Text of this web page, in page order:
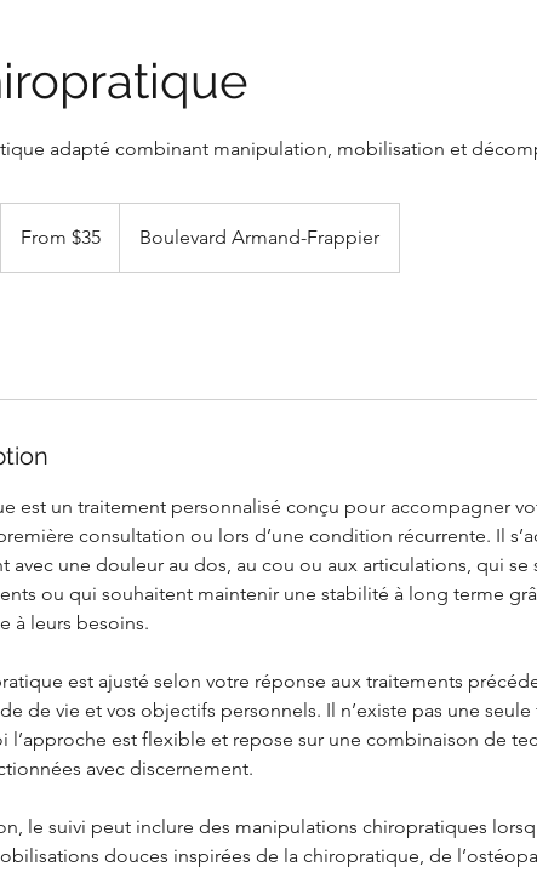
adapté combinant manipulation, mobilisation et
Canadian
From $35 Boulevard Armand-Frappier
est un traitement personnalisé conçu pour accompagner
consultation ou lors d’une condition récurrente. Il
avec une douleur au dos, au cou ou aux articulations, qui se
ou qui souhaitent maintenir une stabilité à long terme
à leurs besoins.
est ajusté selon votre réponse aux traitements
de vie et vos objectifs personnels. Il n’existe pas une
l’approche est flexible et repose sur une combinaison de
avec discernement.
le suivi peut inclure des manipulations chiropratiques
douces inspirées de la chiropratique, de